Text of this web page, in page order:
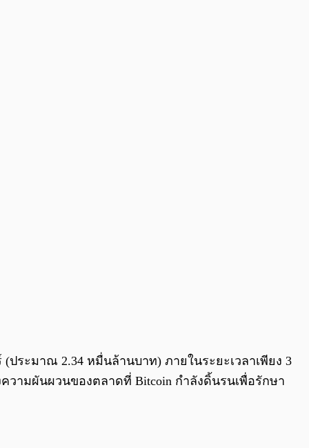
ประมาณ 2.34 หมื่นล้านบาท) ภายในระยะเวลาเพียง 3
วามผันผวนของตลาดที่ Bitcoin กำลังดิ้นรนเพื่อรักษา